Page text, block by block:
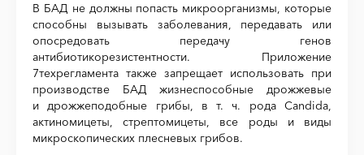
В БАД не должны попасть микроорганизмы, которые
способны вызывать заболевания, передавать или
опосредовать передачу генов
антибиотикорезистентности. Приложение
7техрегламента также запрещает использовать при
производстве БАД жизнеспособные дрожжевые
и дрожжеподобные грибы, в т. ч. рода Candida,
актиномицеты, стрептомицеты, все роды и виды
микроскопических плесневых грибов.